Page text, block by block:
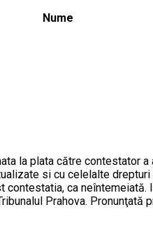
Nume
la plata către
si cu celelalte
ca
Prahova.